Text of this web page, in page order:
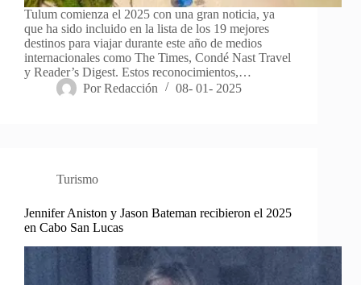
Tulum comienza el 2025 con una gran noticia, ya
que ha sido incluido en la lista de los 19 mejores
destinos para viajar durante este año de medios
internacionales como The Times, Condé Nast Travel
y Reader’s Digest. Estos reconocimientos,…
Por Redacción 08- 01- 2025
Turismo
Jennifer Aniston y Jason Bateman recibieron el 2025
en Cabo San Lucas